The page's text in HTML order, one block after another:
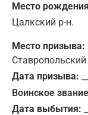
Место
Цалкский р-н.
Место призыва:
Дата призыва:
Воинское
Дата выбытия: